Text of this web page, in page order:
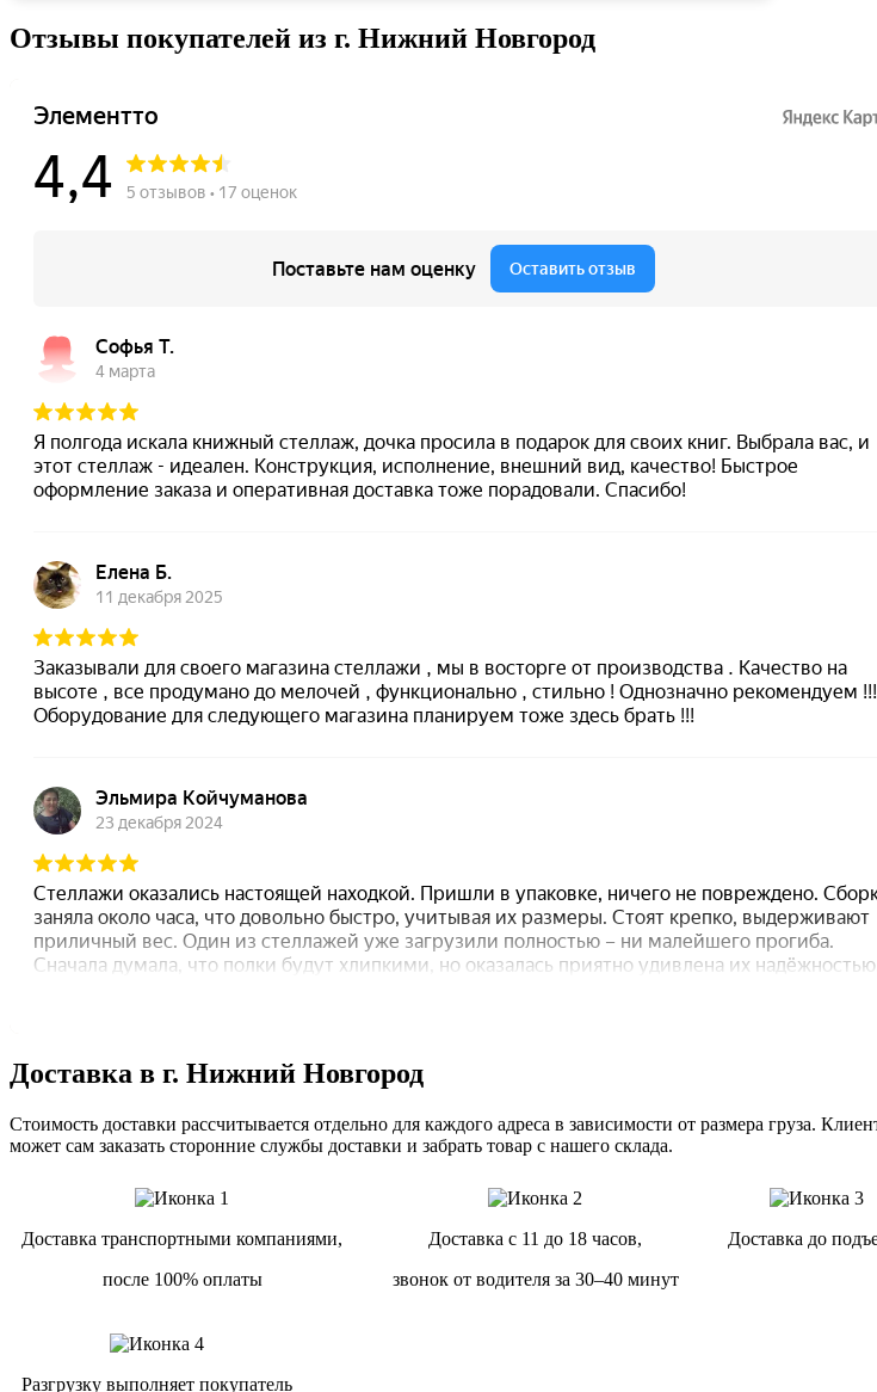
Отзывы покупателей из г. Нижний Новгород
Доставка в г. Нижний Новгород
Стоимость доставки рассчитывается отдельно для каждого адреса в зависимости от размера груза.
может сам заказать сторонние службы доставки и забрать товар с нашего склада.
Доставка транспортными компаниями,
после 100% оплаты
Доставка с 11 до 18 часов,
звонок от водителя за 30–40 минут
Доставка до
Разгрузку выполняет покупатель